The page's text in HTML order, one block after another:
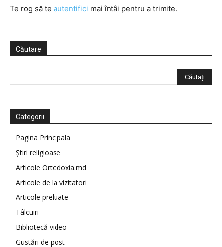
Te rog să te autentifici mai întâi pentru a trimite.
Căutare
Categorii
Pagina Principala
Știri religioase
Articole Ortodoxia.md
Articole de la vizitatori
Articole preluate
Tâlcuiri
Bibliotecă video
Gustări de post